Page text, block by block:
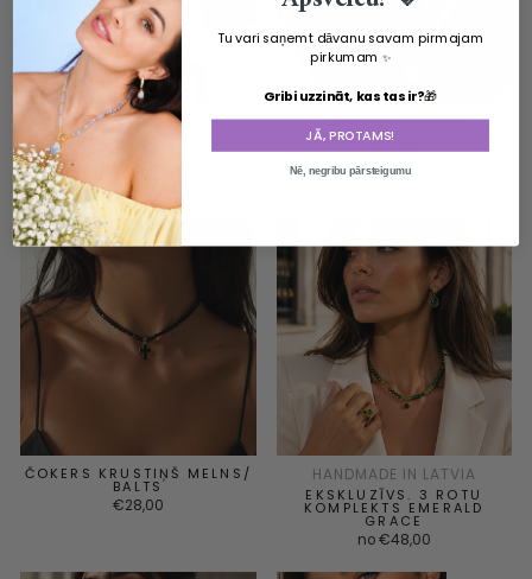
HANDMADE IN LATVIA
GARĀ KAKLAROTA
TRANSFORMERIS 3IN1,
DAŽĀDI VEIDI
€98,00
DABĪGĀ AKMENS
KAKLAROTA, DAŽĀDI VEIDI
€36,00
ČOKERS KRUSTIŅŠ MELNS/
BALTS
€28,00
HANDMADE IN LATVIA
EKSKLUZĪVS. 3 ROTU
KOMPLEKTS EMERALD
GRACE
no €48,00
Sisselogimine on vajalik
Logige oma kontole sisse, et lisada tooteid
soovinimekirja ja vaadata oma eelnevalt salvestatud
Sisselogimine
Tu vari saņemt dāvanu savam pirmajam
pirkumam ✨
Gribi uzzināt, kas tas ir?🎁
JĀ, PROTAMS!
Nē, negribu pārsteigumu